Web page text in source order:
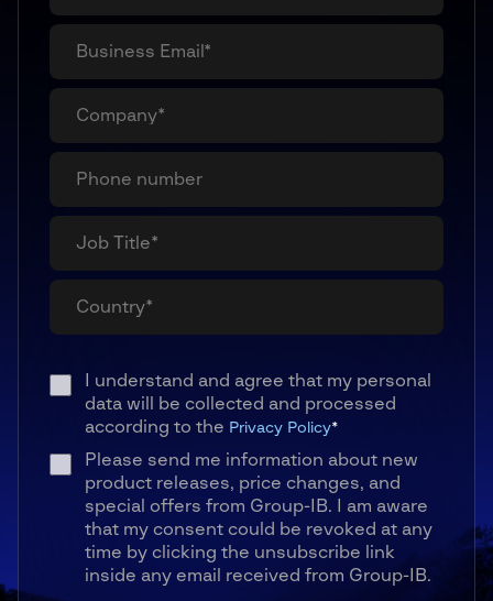
I understand and agree that my personal
data will be collected and processed
according to the Privacy Policy*
Please send me information about new
product releases, price changes, and
special offers from Group-IB. I am aware
that my consent could be revoked at any
time by clicking the unsubscribe link
inside any email received from Group-IB.